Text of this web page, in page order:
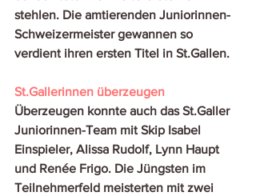
stehlen. Die amtierenden Juniorinnen-
Schweizermeister gewannen so
verdient ihren ersten Titel in St.Gallen.
St.Gallerinnen überzeugen
Überzeugen konnte auch das St.Galler
Juniorinnen-Team mit Skip Isabel
Einspieler, Alissa Rudolf, Lynn Haupt
und Renée Frigo. Die Jüngsten im
Teilnehmerfeld meisterten mit zwei